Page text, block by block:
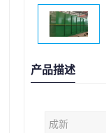
产品描述
成新